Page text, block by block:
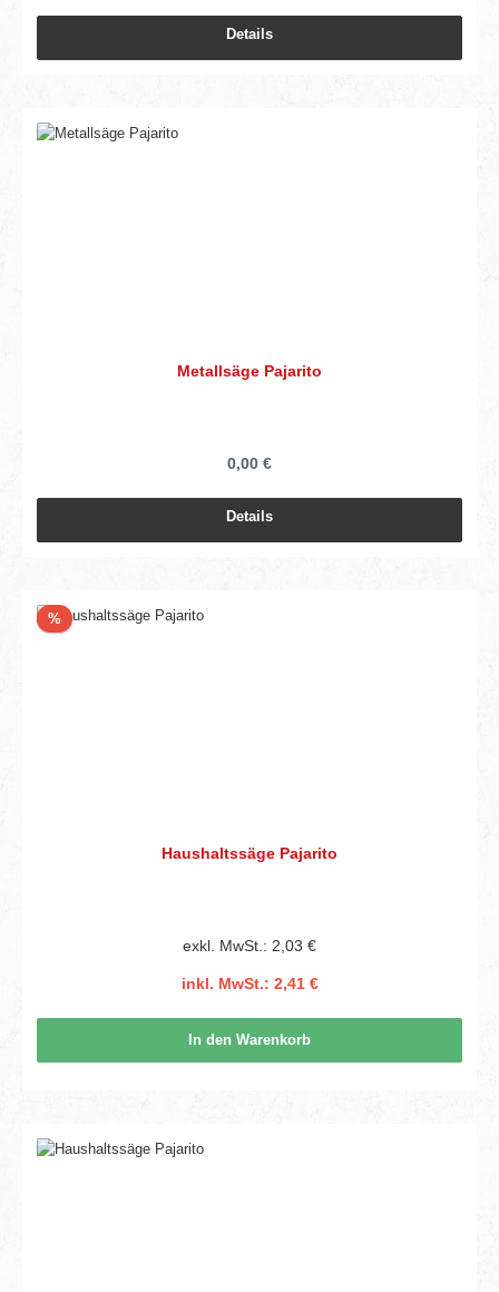
Details
Metallsäge Pajarito
0,00 €
Details
%Rabatt
Haushaltssäge Pajarito
exkl. MwSt.: 2,03 €
inkl. MwSt.: 2,41 €
In den Warenkorb